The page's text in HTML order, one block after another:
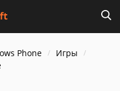
Phone
Игры